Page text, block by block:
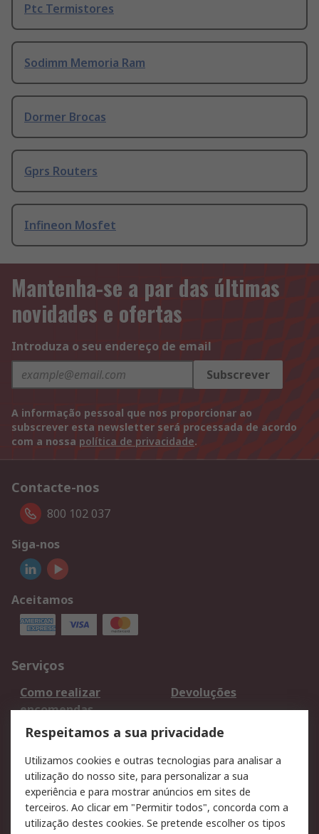
Ptc Termistores
Sodimm Memoria Ram
Dormer Brocas
Gprs Routers
Infineon Mosfet
Mantenha-se a par das últimas
novidades e ofertas
Introduza o seu endereço de email
Subscrever
A informação pessoal que nos proporcionar ao
subscrever esta newsletter será processada de acordo
com a nossa política de privacidade.
Contacte-nos
800 102 037
Siga-nos
Aceitamos
Serviços
Como realizar
encomendas
Devoluções
Formas de entrega
Qualidade e ambiente
Pagamento e
faturação
Legal
Respeitamos a sua privacidade
Utilizamos cookies e outras tecnologias para analisar a
utilização do nosso site, para personalizar a sua
experiência e para mostrar anúncios em sites de
terceiros. Ao clicar em "Permitir todos", concorda com a
utilização destes cookies. Se pretende escolher os tipos